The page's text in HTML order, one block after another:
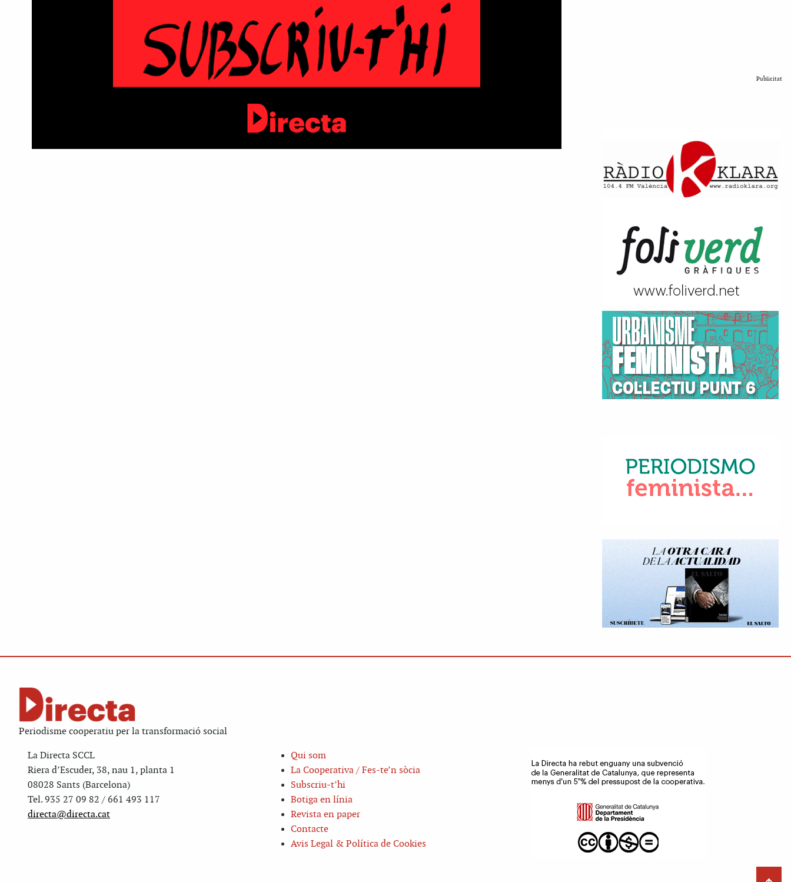
Publicitat
Periodisme cooperatiu per la transformació social
La Directa SCCL
Riera d’Escuder, 38, nau 1, planta 1
08028 Sants (Barcelona)
Tel. 935 27 09 82 / 661 493 117
directa@directa.cat
Qui som
La Cooperativa / Fes-te’n sòcia
Subscriu-t’hi
Botiga en línia
Revista en paper
Contacte
Avis Legal & Política de Cookies